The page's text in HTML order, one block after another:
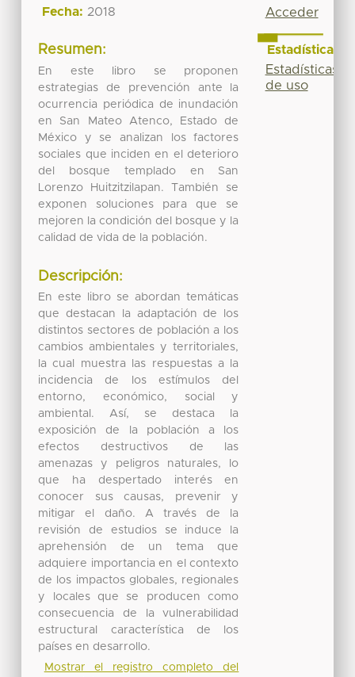
Fecha: 2018
Resumen:
En este libro se proponen
estrategias de prevención ante la
ocurrencia periódica de inundación
en San Mateo Atenco, Estado de
México y se analizan los factores
sociales que inciden en el deterioro
del bosque templado en San
Lorenzo Huitzitzilapan. También se
exponen soluciones para que se
mejoren la condición del bosque y la
calidad de vida de la población.
Descripción:
En este libro se abordan temáticas
que destacan la adaptación de los
distintos sectores de población a los
cambios ambientales y territoriales,
la cual muestra las respuestas a la
incidencia de los estímulos del
entorno, económico, social y
ambiental. Así, se destaca la
exposición de la población a los
efectos destructivos de las
amenazas y peligros naturales, lo
que ha despertado interés en
conocer sus causas, prevenir y
mitigar el daño. A través de la
revisión de estudios se induce la
aprehensión de un tema que
adquiere importancia en el contexto
de los impactos globales, regionales
y locales que se producen como
consecuencia de la vulnerabilidad
estructural característica de los
países en desarrollo.
Mostrar el registro completo del
Acceder
Estadísticas
Estadísticas
de uso